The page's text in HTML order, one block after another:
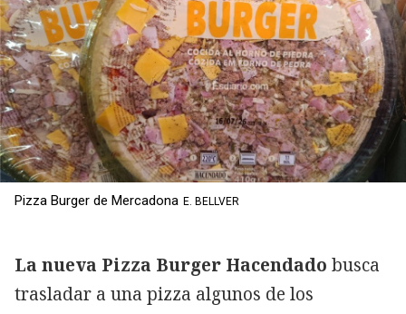
Pizza Burger de Mercadona E. BELLVER
La nueva Pizza Burger Hacendado busca
trasladar a una pizza algunos de los